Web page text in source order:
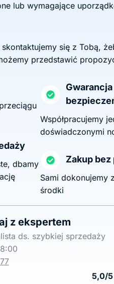
lub wymagające
skontaktujemy się z Tobą,
przedstawić
dbamy
Gwarancja
Współpracujemy
doświadczonymi
Zakup
Sami dokonujemy
środki
z ekspertem
ds. szybkiej sprzedaży
5,0/5